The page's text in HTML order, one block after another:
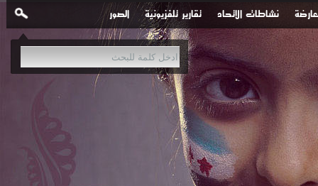
نشاطات الاتحاد تقارير تلفزيونية الصور